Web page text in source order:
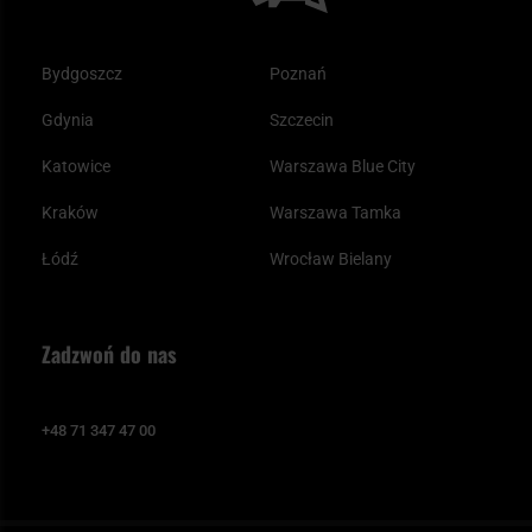
Bydgoszcz
Gdynia
Katowice
Kraków
Łódź
Poznań
Szczecin
Warszawa Blue City
Warszawa Tamka
Wrocław Bielany
Zadzwoń do nas
+48 71 347 47 00